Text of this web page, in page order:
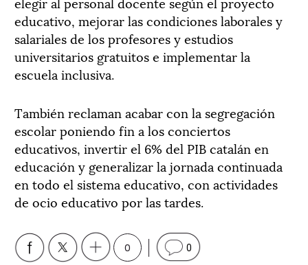
educativo, mejorar las condiciones laborales y
salariales de los profesores y estudios
universitarios gratuitos e implementar la
escuela inclusiva.
También reclaman acabar con la segregación
escolar poniendo fin a los conciertos
educativos, invertir el 6% del PIB catalán en
educación y generalizar la jornada continuada
en todo el sistema educativo, con actividades
de ocio educativo por las tardes.
0 0